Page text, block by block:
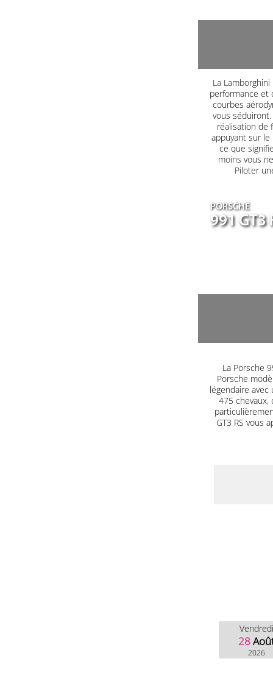
La
performance et
courbes
vous
réalisation de
appuyant sur le
ce que
moins vous
Piloter
PORSCHE
991 GT3
La Porsche
Porsche
légendaire
475
GT3 RS vous
28
2026